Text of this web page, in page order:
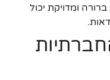
ומדויקת יכול